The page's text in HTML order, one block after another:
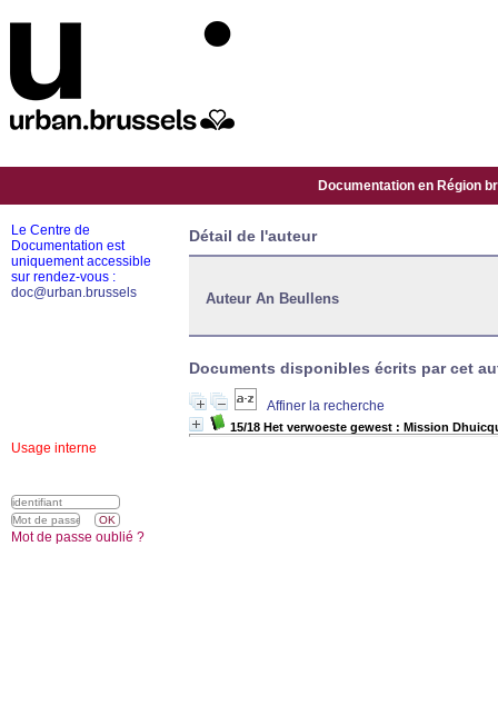
Documentation en Région
Détail de l'auteur
Auteur An Beullens
Documents disponibles écrits par cet
Affiner la recherche
15/18 Het verwoeste gewest : Mission
Le Centre de
Documentation est
uniquement accessible
sur rendez-vous :
doc@urban.brussels
Usage interne
Mot de passe oublié ?